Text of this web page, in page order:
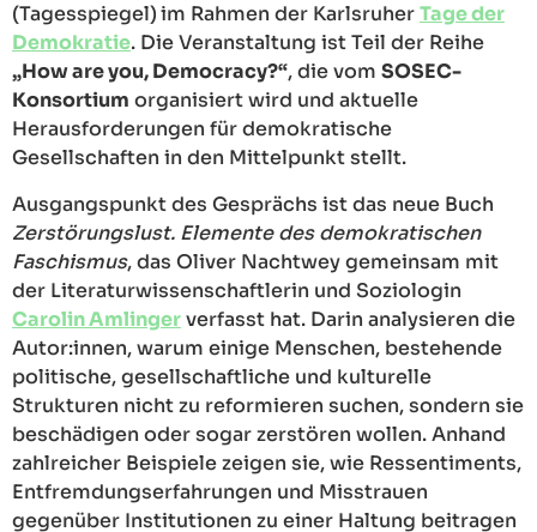
(Tagesspiegel)im Rahmen der KarlsruherTage der
Demokratie. Die Veranstaltung ist Teil der Reihe
„How are you, Democracy?“, die vom SOSEC-
Konsortium organisiert wird und aktuelle
Herausforderungen für demokratische
Gesellschaften in den Mittelpunkt stellt.
Ausgangspunkt des Gesprächs ist das neue Buch
Zerstörungslust. Elemente des demokratischen
Faschismus, das Oliver Nachtwey gemeinsam mit
der Literaturwissenschaftlerin und Soziologin
Carolin Amlingerverfasst hat. Darin analysieren die
Autor:innen, warum einige Menschen, bestehende
politische, gesellschaftliche und kulturelle
Strukturen nicht zu reformieren suchen, sondern sie
beschädigen oder sogar zerstören wollen. Anhand
zahlreicher Beispiele zeigen sie, wie Ressentiments,
Entfremdungserfahrungen und Misstrauen
gegenüber Institutionen zu einer Haltung beitragen